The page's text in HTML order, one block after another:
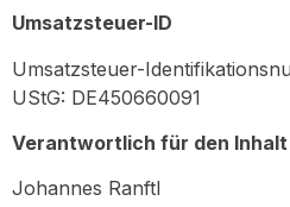
Umsatzsteuer-ID
Umsatzsteuer-
UStG: DE450660091
Verantwortlich für den Inhalt
Johannes Ranftl